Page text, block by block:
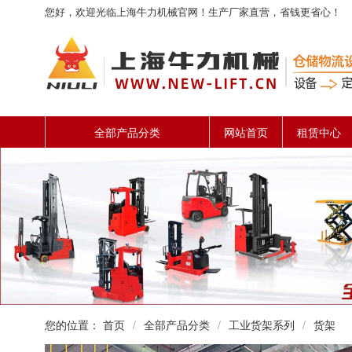
您好，欢迎光临上海牛力机械官网！生产厂家直营，省钱更省心！
全部产品分类 网站首页 租赁中心
您的位置： 首页 / 全部产品分类 / 工业货架系列 / 货架